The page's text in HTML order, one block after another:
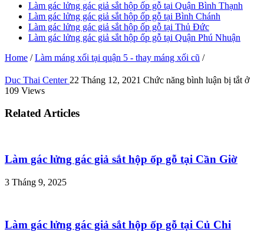
Làm gác lửng gác giả sắt hộp ốp gỗ tại Quận Bình Thạnh
Làm gác lửng gác giả sắt hộp ốp gỗ tại Bình Chánh
Làm gác lửng gác giả sắt hộp ốp gỗ tại Thủ Đức
Làm gác lửng gác giả sắt hộp ốp gỗ tại Quận Phú Nhuận
Home / Làm máng xối tại quận 5 - thay máng xối cũ /
Duc Thai Center 22 Tháng 12, 2021 Chức năng bình luận bị tắt ở
109 Views
Related Articles
Làm gác lửng gác giả sắt hộp ốp gỗ tại Cần Giờ
3 Tháng 9, 2025
Làm gác lửng gác giả sắt hộp ốp gỗ tại Củ Chi